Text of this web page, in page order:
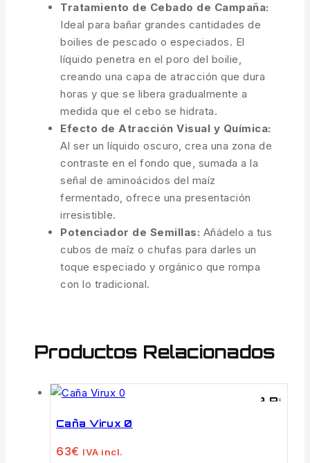
Tratamiento de Cebado de Campaña:
Ideal para bañar grandes cantidades de
boilies de pescado o especiados. El
líquido penetra en el poro del boilie,
creando una capa de atracción que dura
horas y que se libera gradualmente a
medida que el cebo se hidrata.
Efecto de Atracción Visual y Química:
Al ser un líquido oscuro, crea una zona de
contraste en el fondo que, sumada a la
señal de aminoácidos del maíz
fermentado, ofrece una presentación
irresistible.
Potenciador de Semillas: Añádelo a tus
cubos de maíz o chufas para darles un
toque especiado y orgánico que rompa
con lo tradicional.
Productos Relacionados
VISTA
Caña Virux 0
63€ IVA incl.